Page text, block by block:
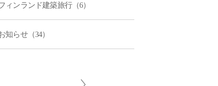
ィンランド建築旅行（6）
知らせ（34）